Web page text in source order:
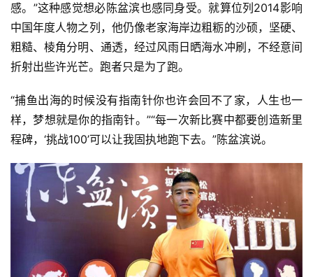
感。”这种感觉想必陈盆滨也感同身受。就算位列2014影响
中国年度人物之列，他仍像老家海岸边粗粝的沙硕，坚硬、
粗糙、棱角分明、通透，经过风雨日晒海水冲刷，不经意间
折射出些许光芒。跑者只是为了跑。
“捕鱼出海的时候没有指南针你也许会回不了家，人生也一
样，梦想就是你的指南针。”“每一次新比赛中都要创造新里
程碑，‘挑战100’可以让我固执地跑下去。”陈盆滨说。